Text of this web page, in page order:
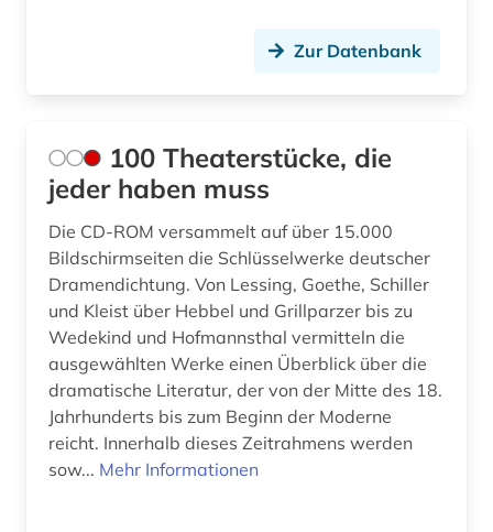
bevölkerungsentwicklung (1)
bezeichnungslehre (1)
bibel (1)
bibliografie (31)
bibliografie 1945-1990 (1)
bibliographie (21)
bibliographie 1800-2005 (1)
bibliothek (2)
bild (1)
Zur Datenbank
100 Theaterstücke, die
jeder haben muss
Die CD-ROM versammelt auf über 15.000
Bildschirmseiten die Schlüsselwerke deutscher
Dramendichtung. Von Lessing, Goethe, Schiller
und Kleist über Hebbel und Grillparzer bis zu
Wedekind und Hofmannsthal vermitteln die
ausgewählten Werke einen Überblick über die
dramatische Literatur, der von der Mitte des 18.
Jahrhunderts bis zum Beginn der Moderne
reicht. Innerhalb dieses Zeitrahmens werden
sow... Mehr Informationen